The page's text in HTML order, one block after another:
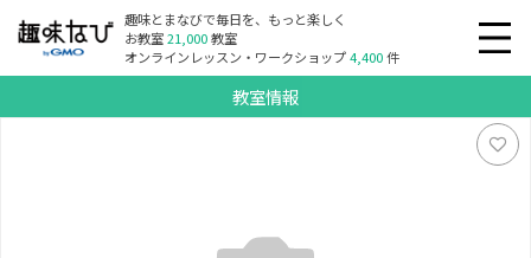
趣味とまなびで毎日を、もっと楽しく
お教室21,000教室
オンラインレッスン・ワークショップ4,400件
教室情報